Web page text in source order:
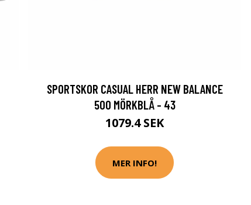
SPORTSKOR CASUAL HERR NEW BALANCE
500 MÖRKBLÅ - 43
1079.4 SEK
MER INFO!